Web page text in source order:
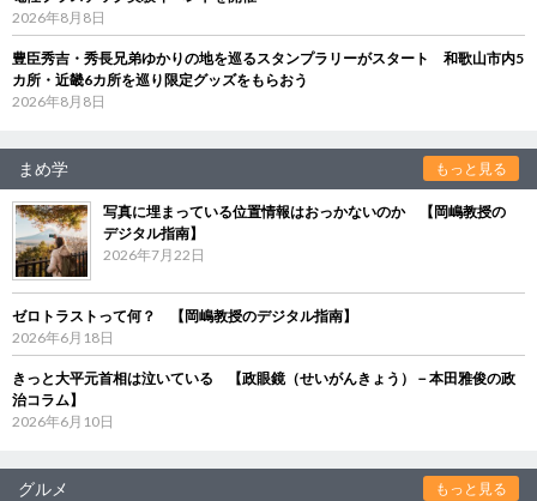
2026年8月8日
豊臣秀吉・秀長兄弟ゆかりの地を巡るスタンプラリーがスタート 和歌山市内5
カ所・近畿6カ所を巡り限定グッズをもらおう
2026年8月8日
まめ学 もっと見る
写真に埋まっている位置情報はおっかないのか 【岡嶋教授の
デジタル指南】
2026年7月22日
ゼロトラストって何？ 【岡嶋教授のデジタル指南】
2026年6月18日
きっと大平元首相は泣いている 【政眼鏡（せいがんきょう）－本田雅俊の政
治コラム】
2026年6月10日
グルメ もっと見る